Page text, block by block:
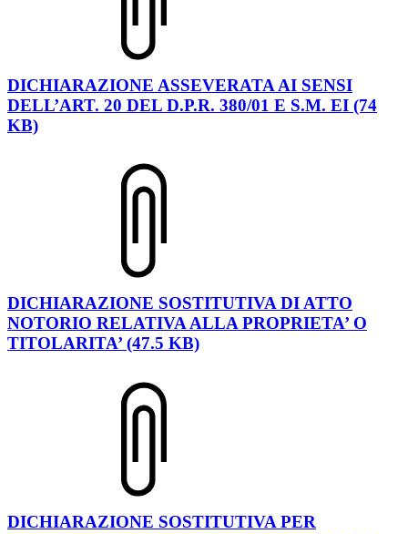
DICHIARAZIONE ASSEVERATA AI SENSI
DELL’ART. 20 DEL D.P.R. 380/01 E S.M. EI (74
KB)
DICHIARAZIONE SOSTITUTIVA DI ATTO
NOTORIO RELATIVA ALLA PROPRIETA’ O
TITOLARITA’ (47.5 KB)
DICHIARAZIONE SOSTITUTIVA PER